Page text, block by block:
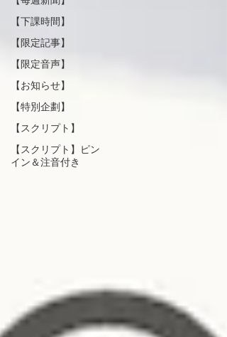
【下課時間】
【限定記事】
【限定音声】
【お知らせ】
【特別企劃】
【スクリプト】
【スクリプト】ピン
イン＆注音付き